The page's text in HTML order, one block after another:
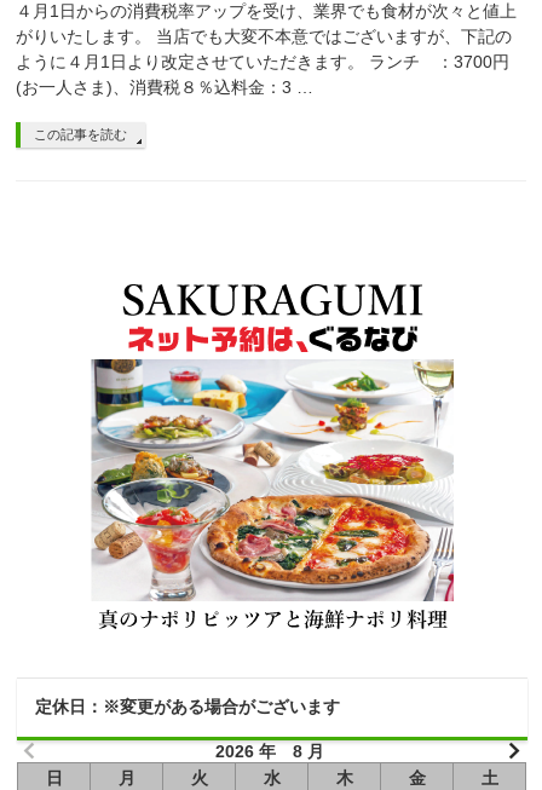
４月1日からの消費税率アップを受け、業界でも食材が次々と値上
がりいたします。 当店でも大変不本意ではございますが、下記の
ように４月1日より改定させていただきます。 ランチ ：3700円
(お一人さま)、消費税８％込料金：3 …
この記事を読む
定休日：※変更がある場合がございます
2026 年 8 月
日
月 火 水 木 金
土